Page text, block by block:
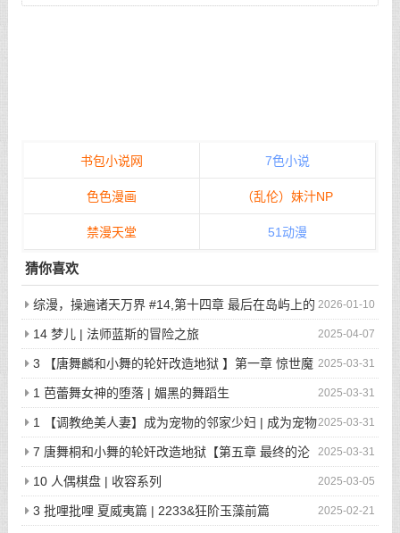
书包小说网 7色小说
色色漫画 （乱伦）妹汁NP
禁漫天堂 51动漫
猜你喜欢
2026-01-10
综漫，操遍诸天万界 #14,第十四章 最后在岛屿上的
狂欢派对
2025-04-07
14 梦儿 | 法师蓝斯的冒险之旅
2025-03-31
3 【唐舞麟和小舞的轮奸改造地狱 】第一章 惊世魔
王现身 | 斗罗大陆同人
2025-03-31
1 芭蕾舞女神的堕落 | 媚黑的舞蹈生
2025-03-31
1 【调教绝美人妻】成为宠物的邻家少妇 | 成为宠物
的邻家少妇
2025-03-31
7 唐舞桐和小舞的轮奸改造地狱【第五章 最终的沦
陷】 | 斗罗大陆同人
2025-03-05
10 人偶棋盘 | 收容系列
2025-02-21
3 批哩批哩 夏威夷篇 | 2233&狂阶玉藻前篇